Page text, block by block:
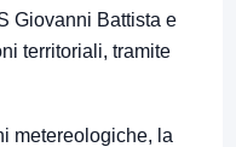
Giovanni Battista e
territoriali, tramite
metereologiche, la